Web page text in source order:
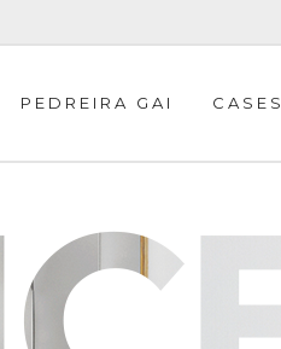
PEDREIRA GAI CASES